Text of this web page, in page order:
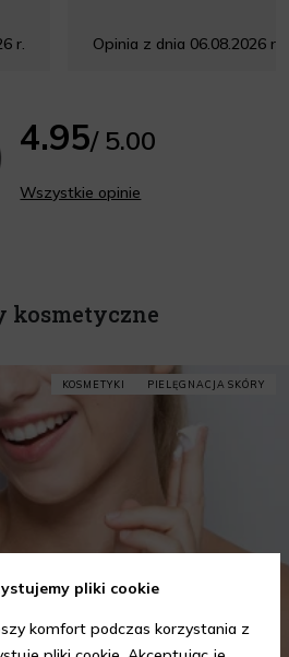
r. Opinia z dnia 06.08.2026 r.
4.95/ 5.00
Wszystkie opinie
kosmetyczne
KOSMETYKI PIELĘGNACJA SKÓRY
pliki cookie
komfort podczas korzystania z